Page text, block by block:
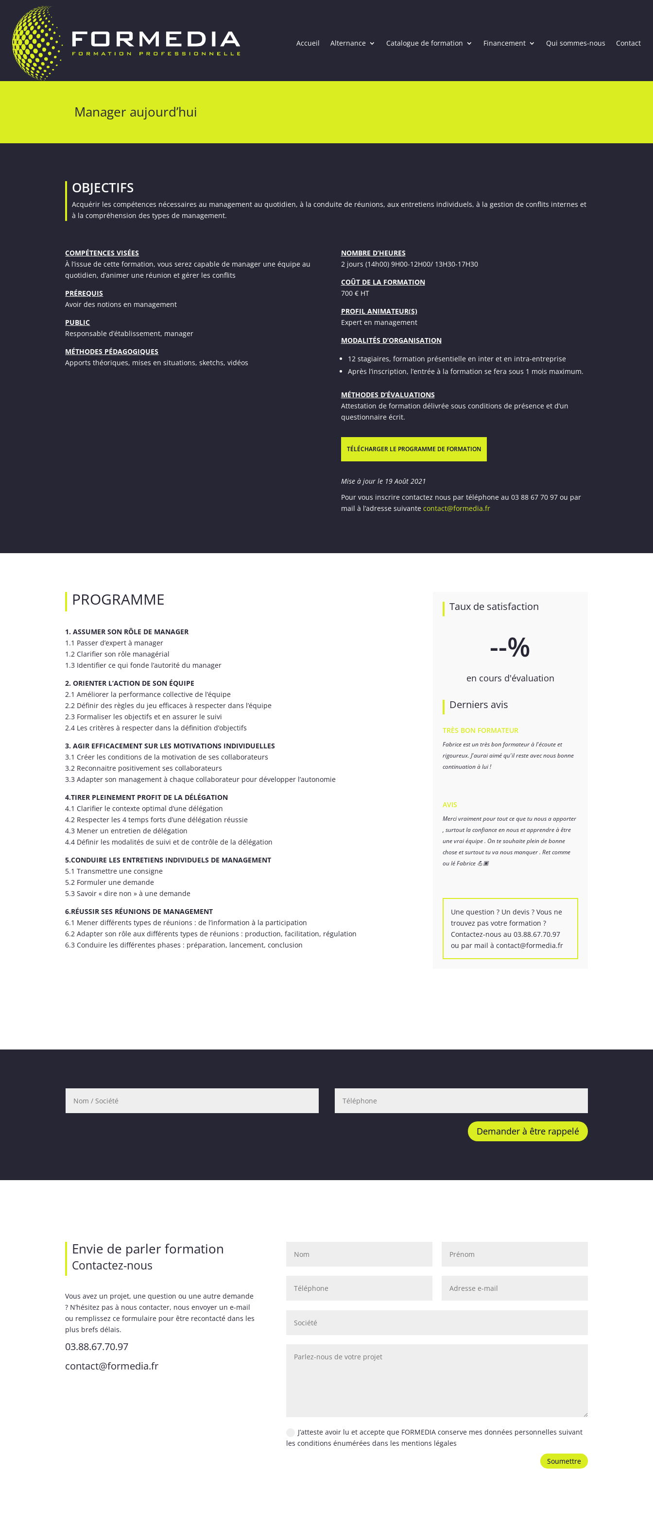
Accueil Alternance Catalogue de formation Financement Qui sommes-nous Contact
Manager aujourd’hui
OBJECTIFS
Acquérir les compétences nécessaires au management au quotidien, à la conduite de réunions, aux entretiens individuels, à la gestion de conflits internes et
à la compréhension des types de management.
COMPÉTENCES VISÉES
À l’issue de cette formation, vous serez capable de manager une équipe au
quotidien, d’animer une réunion et gérer les conflits
PRÉREQUIS
Avoir des notions en management
PUBLIC
Responsable d’établissement, manager
MÉTHODES PÉDAGOGIQUES
Apports théoriques, mises en situations, sketchs, vidéos
NOMBRE D’HEURES
2 jours (14h00) 9H00-12H00/ 13H30-17H30
COÛT DE LA FORMATION
700 € HT
PROFIL ANIMATEUR(S)
Expert en management
MODALITÉS D’ORGANISATION
12 stagiaires, formation présentielle en inter et en intra-entreprise
Après l’inscription, l’entrée à la formation se fera sous 1 mois maximum.
MÉTHODES D’ÉVALUATIONS
Attestation de formation délivrée sous conditions de présence et d’un
questionnaire écrit.
TÉLÉCHARGER LE PROGRAMME DE FORMATION
Mise à jour le 19 Août 2021
Pour vous inscrire contactez nous par téléphone au 03 88 67 70 97 ou par
mail à l’adresse suivante contact@formedia.fr
PROGRAMME
1. ASSUMER SON RÔLE DE MANAGER
1.1 Passer d’expert à manager
1.2 Clarifier son rôle managérial
1.3 Identifier ce qui fonde l’autorité du manager
2. ORIENTER L’ACTION DE SON ÉQUIPE
2.1 Améliorer la performance collective de l’équipe
2.2 Définir des règles du jeu efficaces à respecter dans l’équipe
2.3 Formaliser les objectifs et en assurer le suivi
2.4 Les critères à respecter dans la définition d’objectifs
3. AGIR EFFICACEMENT SUR LES MOTIVATIONS INDIVIDUELLES
3.1 Créer les conditions de la motivation de ses collaborateurs
3.2 Reconnaitre positivement ses collaborateurs
3.3 Adapter son management à chaque collaborateur pour développer l’autonomie
4.TIRER PLEINEMENT PROFIT DE LA DÉLÉGATION
4.1 Clarifier le contexte optimal d’une délégation
4.2 Respecter les 4 temps forts d’une délégation réussie
4.3 Mener un entretien de délégation
4.4 Définir les modalités de suivi et de contrôle de la délégation
5.CONDUIRE LES ENTRETIENS INDIVIDUELS DE MANAGEMENT
5.1 Transmettre une consigne
5.2 Formuler une demande
5.3 Savoir « dire non » à une demande
6.RÉUSSIR SES RÉUNIONS DE MANAGEMENT
6.1 Mener différents types de réunions : de l’information à la participation
6.2 Adapter son rôle aux différents types de réunions : production, facilitation, régulation
6.3 Conduire les différentes phases : préparation, lancement, conclusion
Taux de satisfaction
--%
en cours d'évaluation
Derniers avis
TRÈS BON FORMATEUR
Fabrice est un très bon formateur à l'écoute et
rigoureux. J'aurai aimé qu'il reste avec nous bonne
continuation à lui !
AVIS
Merci vraiment pour tout ce que tu nous a apporter
, surtout la confiance en nous et apprendre à être
une vrai équipe . On te souhaite plein de bonne
chose et surtout tu va nous manquer . Ret comme
ou lé Fabrice 💪🏿
Une question ? Un devis ? Vous ne
trouvez pas votre formation ?
Contactez-nous au 03.88.67.70.97
ou par mail à contact@formedia.fr
Demander à être rappelé
Envie de parler formation
Contactez-nous
Vous avez un projet, une question ou une autre demande
? N’hésitez pas à nous contacter, nous envoyer un e-mail
ou remplissez ce formulaire pour être recontacté dans les
plus brefs délais.
03.88.67.70.97
contact@formedia.fr
J’atteste avoir lu et accepte que FORMEDIA conserve mes données personnelles suivant
les conditions énumérées dans les mentions légales
Soumettre